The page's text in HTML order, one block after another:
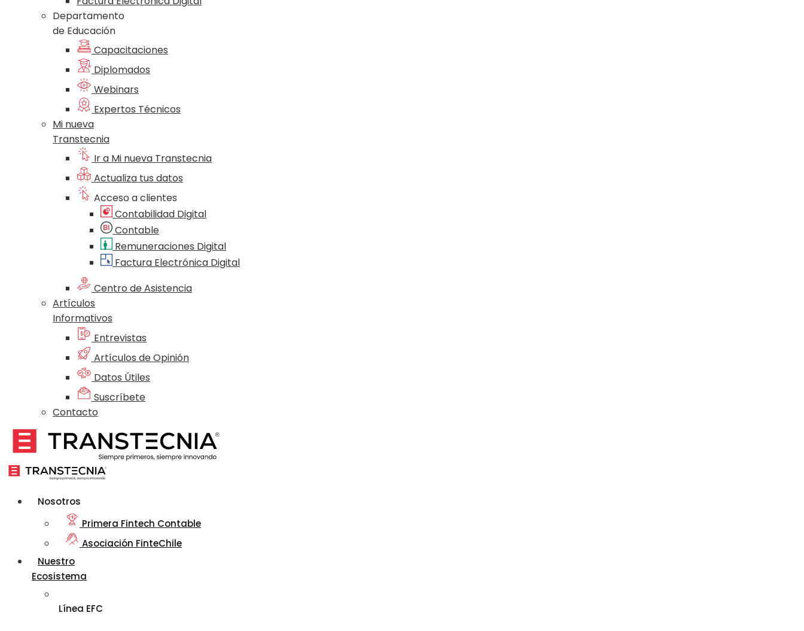
Departamento
de Educación
Capacitaciones
Diplomados
Webinars
Expertos Técnicos
Mi nueva
Transtecnia
Ir a Mi nueva Transtecnia
Actualiza tus datos
Acceso a clientes
Contabilidad Digital
Contable
Remuneraciones Digital
Factura Electrónica Digital
Centro de Asistencia
Artículos
Informativos
Entrevistas
Artículos de Opinión
Datos Útiles
Suscríbete
Contacto
Nosotros
Primera Fintech Contable
Asociación FinteChile
Nuestro
Ecosistema
Línea EFC